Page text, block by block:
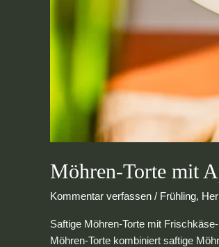
Möhren-Torte mit
Kommentar verfassen / Frühling,
Saftige Möhren-Torte mit
Möhren-Torte kombiniert saftige